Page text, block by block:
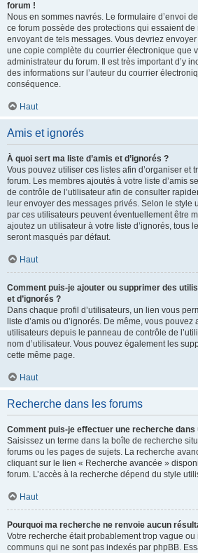
forum !
Nous en sommes navrés. Le formulaire d’envoi
ce forum possède des protections qui essaient
envoyant de tels messages. Vous devriez
une copie complète du courrier électronique que
administrateur du forum. Il est très important d’y
des informations sur l’auteur du courrier
conséquence.
Haut
Amis et ignorés
À quoi sert ma liste d’amis et d’ignorés ?
Vous pouvez utiliser ces listes afin d’organiser et
forum. Les membres ajoutés à votre liste d’amis
de contrôle de l’utilisateur afin de consulter
leur envoyer des messages privés. Selon le style
par ces utilisateurs peuvent éventuellement être
ajoutez un utilisateur à votre liste d’ignorés, tous
seront masqués par défaut.
Haut
Comment puis-je ajouter ou supprimer des
et d’ignorés ?
Dans chaque profil d’utilisateurs, un lien vous
liste d’amis ou d’ignorés. De même, vous
utilisateurs depuis le panneau de contrôle de
nom d’utilisateur. Vous pouvez également les
cette même page.
Haut
Recherche dans les forums
Comment puis-je effectuer une recherche dans
Saisissez un terme dans la boîte de recherche
forums ou les pages de sujets. La recherche
cliquant sur le lien « Recherche avancée »
forum. L’accès à la recherche dépend du style
Haut
Pourquoi ma recherche ne renvoie aucun
Votre recherche était probablement trop vague
communs qui ne sont pas indexés par phpBB.